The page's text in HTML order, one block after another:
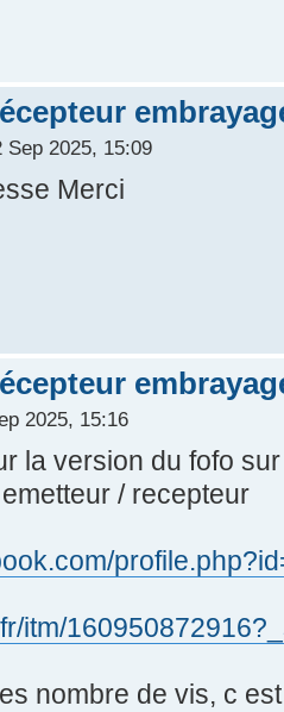
Sep 2025, 15:09
Merci
2025, 15:16
la version du fofo
/ recepteur
itm/
nombre de vis, c